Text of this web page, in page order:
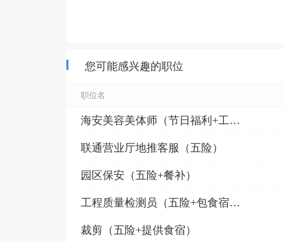
您可能感兴趣的职位
职位名
海安美容美体师（节日福利+工作餐）
联通营业厅地推客服（五险）
园区保安（五险+餐补）
工程质量检测员（五险+包食宿+双休）
裁剪（五险+提供食宿）